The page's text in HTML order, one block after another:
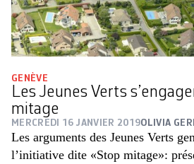
GENÈVE
Les Jeunes Verts
mitage
MERCREDI 16 JANVIER 2019OLIVIA
Les arguments des Jeunes Verts
l’initiative dite «Stop mitage»: